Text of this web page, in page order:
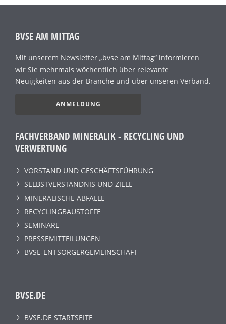
BVSE AM MITTAG
Mit unserem Newsletter „bvse am Mittag“ informieren
wir Sie mehrmals wöchentlich über relevante
Neuigkeiten aus der Branche und über unseren Verband.
ANMELDUNG
FACHVERBAND MINERALIK - RECYCLING UND
VERWERTUNG
VORSTAND UND GESCHÄFTSFÜHRUNG
SELBSTVERSTÄNDNIS UND ZIELE
MINERALISCHE ABFÄLLE
RECYCLINGBAUSTOFFE
SEMINARE
PRESSEMITTEILUNGEN
BVSE-ENTSORGERGEMEINSCHAFT
BVSE.DE
BVSE.DE STARTSEITE